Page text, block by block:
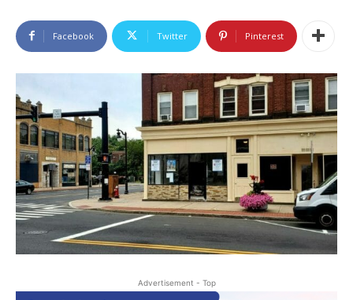
Facebook Twitter Pinterest
Advertisement - Top